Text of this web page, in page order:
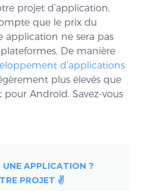
projet d’application,
que le prix du
application ne sera pas
De manière
d’applications
plus élevés que
Android. Savez-vous
UNE APPLICATION ?
PROJET ✌️